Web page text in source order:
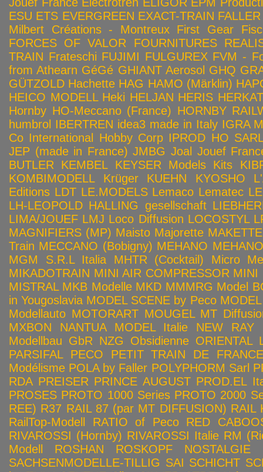
ESU ETS EVERGREEN EXACT-TRAIN FALLER
Milbert Créations - Montreux First Gear
FORCES OF VALOR
FOURNITURES
TRAIN Frateschi FUJIMI FULGUREX FVM -
from Athearn GéGé GHIANT Aerosol GHQ
GÜTZOLD Hachette HAG HAMO (Märklin)
HEICO MODELL Heki HELJAN HERIS HERKAT
Hornby HO-Meccano (France) HORNBY
humbrol IBERTREN idea3 made in Italy IGRA
Co International Hobby Corp IPROD HO
JEP (made in France) JMBG Joal Jouef
BUTLER
KEMBEL KEYSER Models Kits
KOMBIMODELL
Krüger KUEHN KYOSHO
Editions LDT LE.MODELS Lemaco Lematec
LH-LEOPOLD HALLING gesellschaft
LIMA/JOUEF LMJ Loco Diffusion LOCOSTYL
MAGNIFIERS (MP) Maisto Majorette MAKETTE
Train MECCANO (Bobigny) MEHANO
MGM S.R.L Italia
MHTR (Cocktail)
Micro
MIKADOTRAIN MINI AIR COMPRESSOR MINI
MISTRAL MKB Modelle MKD MMMRG Model
in Yougoslavia MODEL SCENE by Peco
Modellauto MOTORART MOUGEL MT
MXBON
NANTUA MODEL Italie NEW RAY
Modellbau GbR NZG Obsidienne ORIENTAL
PARSIFAL
PECO
PETIT TRAIN DE FRANCE
Modélisme POLA by Faller POLYPHORM Sarl
RDA PREISER PRINCE AUGUST PROD.EL
PROSES PROTO 1000 Series PROTO 2000
REE) R37 RAIL 87 (par MT DIFFUSION) RAIL
RailTop-Modell
RATIO of Peco
RED
RIVAROSSI (Hornby) RIVAROSSI Italie RM
Modell
ROSHAN ROSKOPF NOSTALGIE
SACHSENMODELLE-TILLIG SAI SCHICHT